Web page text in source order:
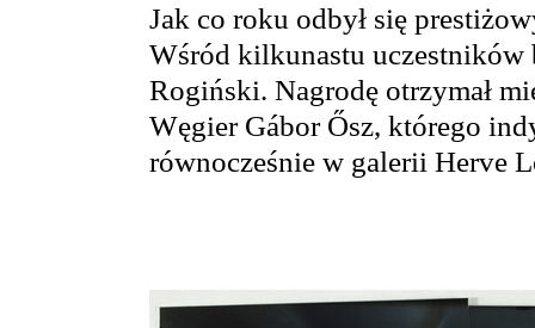
Jak co roku odbył się
Wśród kilkunastu uczestników
Rogiński. Nagrodę otrzymał
Węgier Gábor Ősz, którego
równocześnie w galerii Herve